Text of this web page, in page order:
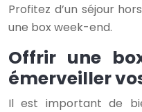
Profitez d’un séjour
une box week-end.
Offrir une
émerveiller
Il est important de